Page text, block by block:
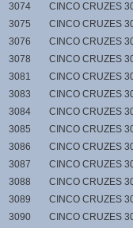
3074
CINCO CRUZES
3075
CINCO CRUZES
3076
CINCO CRUZES
3078
CINCO CRUZES
3081
CINCO CRUZES
3083
CINCO CRUZES
3084
CINCO CRUZES
3085
CINCO CRUZES
3086
CINCO CRUZES
3087
CINCO CRUZES
3088
CINCO CRUZES
3089
CINCO CRUZES
3090
CINCO CRUZES